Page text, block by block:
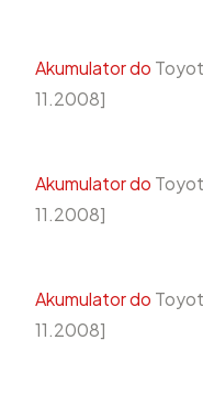
Akumulator do
11.2008]
Akumulator do
11.2008]
Akumulator do
11.2008]